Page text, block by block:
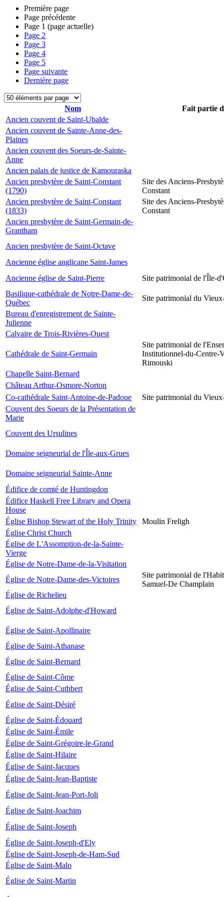
Première page
Page précédente
Page 1 (page actuelle)
Page 2
Page 3
Page 4
Page 5
Page suivante
Dernière page
Nom
Fait partie
Ancien couvent de Saint-Ubalde
Ancien couvent de Sainte-Anne-des-
Plaines
Ancien couvent des Soeurs-de-Sainte-
Anne
Ancien palais de justice de Kamouraska
Ancien presbytère de Saint-Constant
(1790)
Site des Anciens-
Constant
Ancien presbytère de Saint-Constant
(1833)
Site des Anciens-
Constant
Ancien presbytère de Saint-Germain-de-
Grantham
Ancien presbytère de Saint-Octave
Ancienne église anglicane Saint-James
Ancienne église de Saint-Pierre
Site patrimonial de l'Île-
Basilique-cathédrale de Notre-Dame-de-
Québec
Site patrimonial du
Bureau d'enregistrement de Sainte-
Julienne
Calvaire de Trois-Rivières-Ouest
Cathédrale de Saint-Germain
Site patrimonial de
Institutionnel-du-Centre-
Rimouski
Chapelle Saint-Bernard
Château Arthur-Osmore-Norton
Co-cathédrale Saint-Antoine-de-Padoue
Site patrimonial du
Couvent des Soeurs de la Présentation de
Marie
Couvent des Ursulines
Domaine seigneurial de l'Île-aux-Grues
Domaine seigneurial Sainte-Anne
Édifice de comté de Huntingdon
Édifice Haskell Free Library and Opera
House
Église Bishop Stewart of the Holy Trinity
Moulin Freligh
Église Christ Church
Église de L'Assomption-de-la-Sainte-
Vierge
Église de Notre-Dame-de-la-Visitation
Église de Notre-Dame-des-Victoires
Site patrimonial de
Samuel-De Champlain
Église de Richelieu
Église de Saint-Adolphe-d'Howard
Église de Saint-Apollinaire
Église de Saint-Athanase
Église de Saint-Bernard
Église de Saint-Côme
Église de Saint-Cuthbert
Église de Saint-Désiré
Église de Saint-Édouard
Église de Saint-Émile
Église de Saint-Grégoire-le-Grand
Église de Saint-Hilaire
Église de Saint-Jacques
Église de Saint-Jean-Baptiste
Église de Saint-Jean-Port-Joli
Église de Saint-Joachim
Église de Saint-Joseph
Église de Saint-Joseph-d'Ely
Église de Saint-Joseph-de-Ham-Sud
Église de Saint-Malo
Église de Saint-Martin